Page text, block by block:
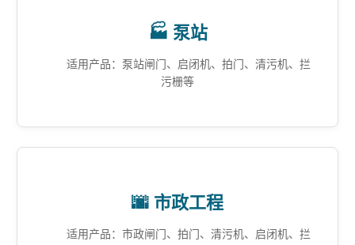
🏭 泵站
适用产品：泵站闸门、启闭机、拍门、清污机、拦
污栅等
🌆 市政工程
适用产品：市政闸门、拍门、清污机、启闭机、拦